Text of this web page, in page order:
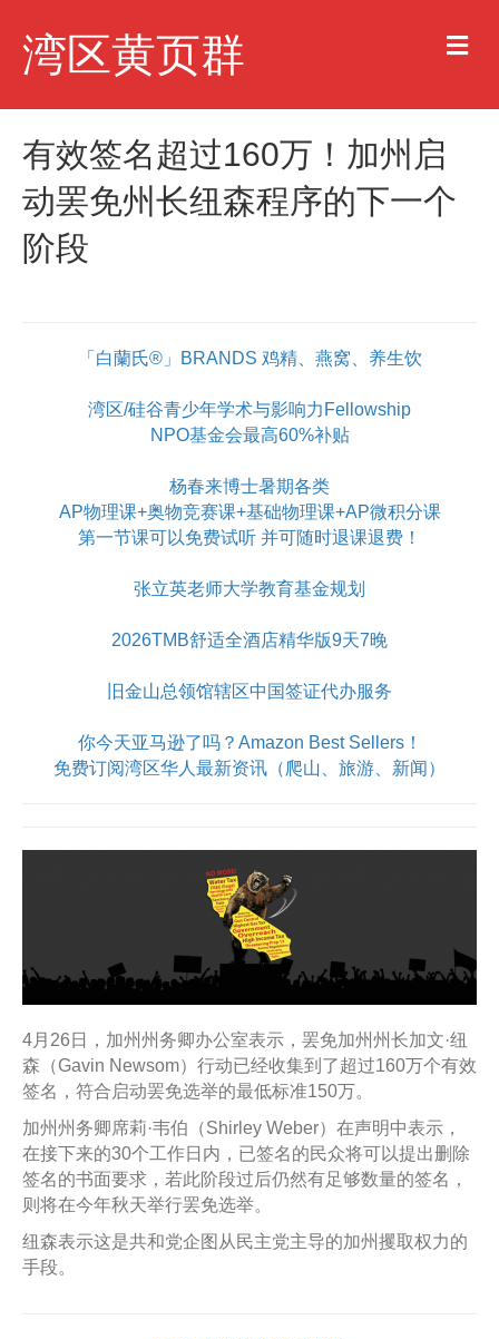
湾区黄页群 M
e
u
有效签名超过160万！加州启
动罢免州长纽森程序的下一个
阶段
「白蘭氏®」BRANDS 鸡精、燕窝、养生饮
湾区/硅谷青少年学术与影响力Fellowship
NPO基金会最高60%补贴
杨春来博士暑期各类
AP物理课+奥物竞赛课+基础物理课+AP微积分课
第一节课可以免费试听 并可随时退课退费！
张立英老师大学教育基金规划
2026TMB舒适全酒店精华版9天7晚
旧金山总领馆辖区中国签证代办服务
你今天亚马逊了吗？Amazon Best Sellers！
免费订阅湾区华人最新资讯（爬山、旅游、新闻）
4月26日，加州州务卿办公室表示，罢免加州州长加文·纽
森（Gavin Newsom）行动已经收集到了超过160万个有效
签名，符合启动罢免选举的最低标准150万。
加州州务卿席莉·韦伯（Shirley Weber）在声明中表示，
在接下来的30个工作日内，已签名的民众将可以提出删除
签名的书面要求，若此阶段过后仍然有足够数量的签名，
则将在今年秋天举行罢免选举。
纽森表示这是共和党企图从民主党主导的加州攫取权力的
手段。